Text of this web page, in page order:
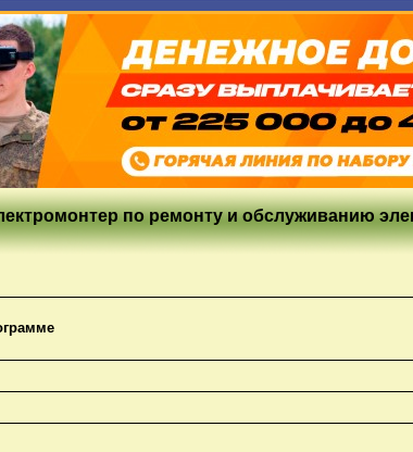
по ремонту и обслуживанию